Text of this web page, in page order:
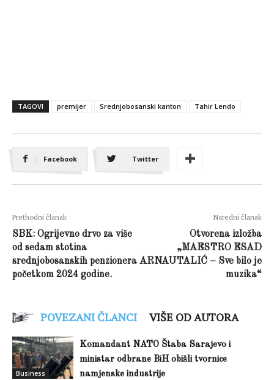
TAGOVI premijer Srednjobosanski kanton Tahir Lendo
Facebook Twitter
Prethodni članak
SBK: Ogrijevno drvo za više
od sedam stotina
srednjobosanskih penzionera
početkom 2024 godine.
Naredni članak
Otvorena izložba
„MAESTRO ESAD
ARNAUTALIĆ – Sve bilo je
muzika“
POVEZANI ČLANCI VIŠE OD AUTORA
Business
Komandant NATO Štaba Sarajevo i
ministar odbrane BiH obišli tvornice
namjenske industrije